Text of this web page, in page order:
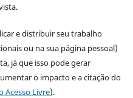
e distribuir seu trabalho
ou na sua página pessoal)
já que isso pode gerar
o impacto e a citação do
Acesso Livre).